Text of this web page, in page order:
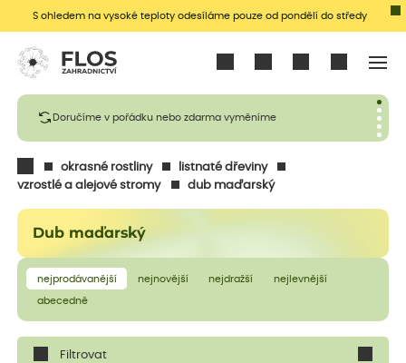
S ohledem na vysoké teploty odesíláme pouze od pondělí do středy
Doručíme v pořádku nebo zdarma vyměníme
okrasné rostliny
listnaté dřeviny
vzrostlé a alejové stromy
dub maďarský
Dub maďarský
nejprodávanější nejnovější nejdražší nejlevnější
abecedně
Filtrovat